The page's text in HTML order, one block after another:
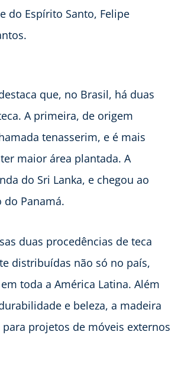
do Espírito Santo, Felipe
que, no Brasil, há duas
A primeira, de origem
tenasserim, e é mais
maior área plantada. A
do Sri Lanka, e chegou ao
Panamá.
duas procedências de teca
distribuídas não só no país,
toda a América Latina. Além
e beleza, a madeira
projetos de móveis externos